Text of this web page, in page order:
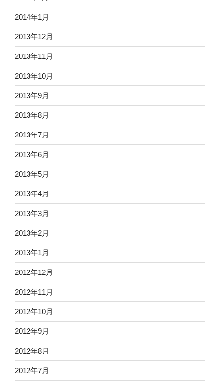
2014年1月
2013年12月
2013年11月
2013年10月
2013年9月
2013年8月
2013年7月
2013年6月
2013年5月
2013年4月
2013年3月
2013年2月
2013年1月
2012年12月
2012年11月
2012年10月
2012年9月
2012年8月
2012年7月